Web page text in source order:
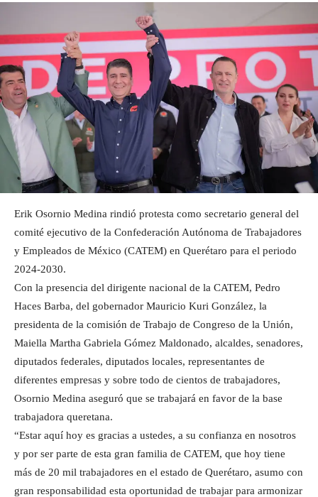
Erik Osornio Medina rindió protesta como secretario general del
comité ejecutivo de la Confederación Autónoma de Trabajadores
y Empleados de México (CATEM) en Querétaro para el periodo
2024-2030.
Con la presencia del dirigente nacional de la CATEM, Pedro
Haces Barba, del gobernador Mauricio Kuri González, la
presidenta de la comisión de Trabajo de Congreso de la Unión,
Maiella Martha Gabriela Gómez Maldonado, alcaldes, senadores,
diputados federales, diputados locales, representantes de
diferentes empresas y sobre todo de cientos de trabajadores,
Osornio Medina aseguró que se trabajará en favor de la base
trabajadora queretana.
“Estar aquí hoy es gracias a ustedes, a su confianza en nosotros
y por ser parte de esta gran familia de CATEM, que hoy tiene
más de 20 mil trabajadores en el estado de Querétaro, asumo con
gran responsabilidad esta oportunidad de trabajar para armonizar